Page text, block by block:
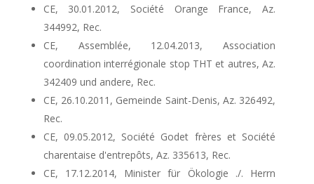
CE, 30.01.2012, Société Orange France, Az.
344992, Rec.
CE, Assemblée, 12.04.2013, Association
coordination interrégionale stop THT et autres, Az.
342409 und andere, Rec.
CE, 26.10.2011, Gemeinde Saint-Denis, Az. 326492,
Rec.
CE, 09.05.2012, Société Godet frères et Société
charentaise d'entrepôts, Az. 335613, Rec.
CE, 17.12.2014, Minister für Ökologie ./. Herrn